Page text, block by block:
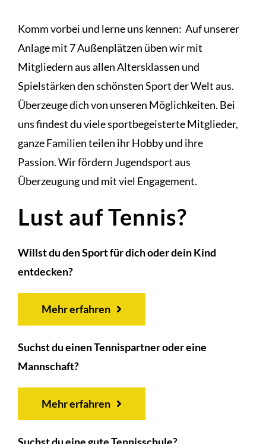
Komm vorbei und lerne uns kennen: Auf unserer
Anlage mit 7 Außenplätzen üben wir mit
Mitgliedern aus allen Altersklassen und
Spielstärken den schönsten Sport der Welt aus.
Überzeuge dich von unseren Möglichkeiten. Bei
uns findest du viele sportbegeisterte Mitglieder,
ganze Familien teilen ihr Hobby und ihre
Passion. Wir fördern Jugendsport aus
Überzeugung und mit viel Engagement.
Lust auf Tennis?
Willst du den Sport für dich oder dein Kind
entdecken?
Mehr erfahren
Suchst du einen Tennispartner oder eine
Mannschaft?
Mehr erfahren